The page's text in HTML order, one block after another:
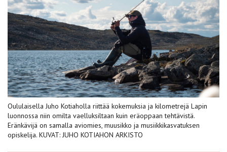
Oululaisella Juho Kotiaholla riittää kokemuksia ja kilometrejä Lapin
luonnossa niin omilta vaelluksiltaan kuin eräoppaan tehtävistä.
Eränkävijä on samalla aviomies, muusikko ja musiikkikasvatuksen
opiskelija. KUVAT: JUHO KOTIAHON ARKISTO